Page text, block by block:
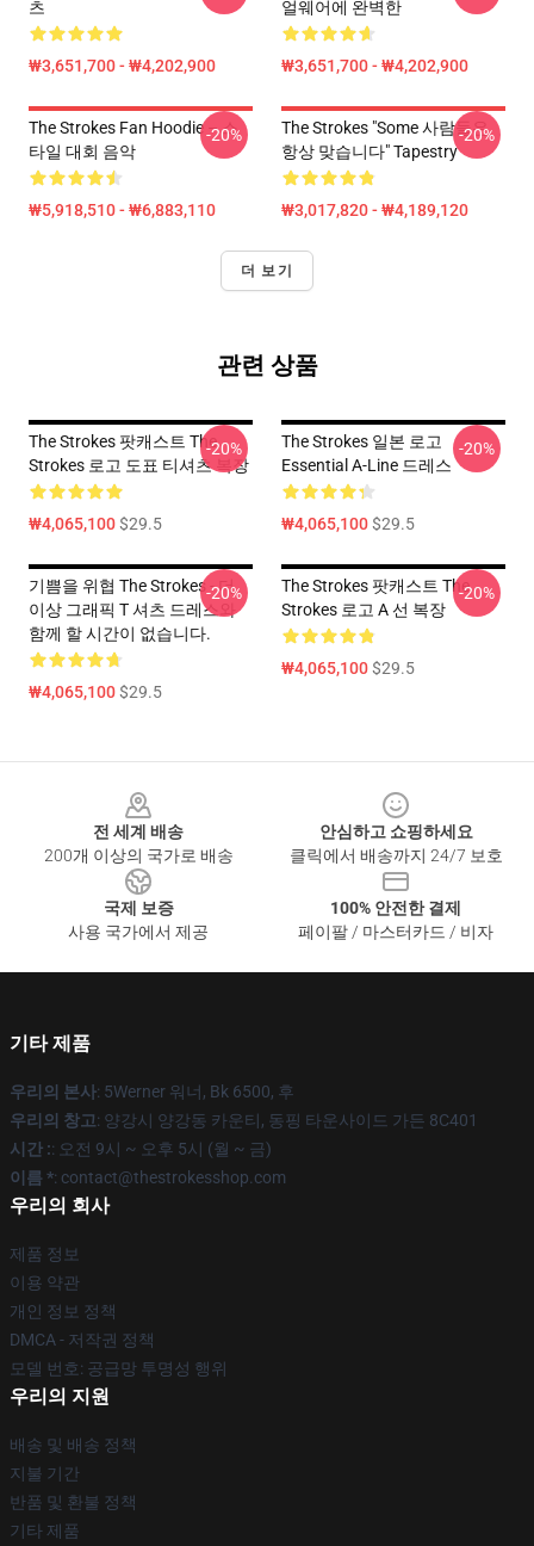
츠
₩3,651,700 - ₩4,202,900
얼웨어에 완벽한
₩3,651,700 - ₩4,202,900
The Strokes Fan Hoodie – 스
타일 대회 음악
₩5,918,510 - ₩6,883,110
-20%
The Strokes "Some 사람들은
항상 맞습니다" Tapestry
₩3,017,820 - ₩4,189,120
-20%
더 보기
관련 상품
The Strokes 팟캐스트 The
Strokes 로고 도표 티셔츠 복장
₩4,065,100$29.5
-20%
The Strokes 일본 로고
Essential A-Line 드레스
₩4,065,100$29.5
-20%
기쁨을 위협 The Strokes - 더
이상 그래픽 T 셔츠 드레스와
함께 할 시간이 없습니다.
₩4,065,100$29.5
-20%
The Strokes 팟캐스트 The
Strokes 로고 A 선 복장
₩4,065,100$29.5
-20%
전 세계 배송
200개 이상의 국가로 배송
안심하고 쇼핑하세요
클릭에서 배송까지 24/7 보호
국제 보증
사용 국가에서 제공
100% 안전한 결제
페이팔 / 마스터카드 / 비자
기타 제품
우리의 본사: 5Werner 워너, Bk 6500, 후
우리의 창고: 양강시 양강동 카운티, 동핑 타운사이드 가든 8C401
시간 :: 오전 9시 ~ 오후 5시 (월 ~ 금)
이름 *: contact@thestrokesshop.com
우리의 회사
제품 정보
이용 약관
개인 정보 정책
DMCA - 저작권 정책
모델 번호: 공급망 투명성 행위
우리의 지원
배송 및 배송 정책
지불 기간
반품 및 환불 정책
기타 제품